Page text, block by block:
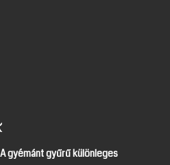
gyémánt gyűrű különleges